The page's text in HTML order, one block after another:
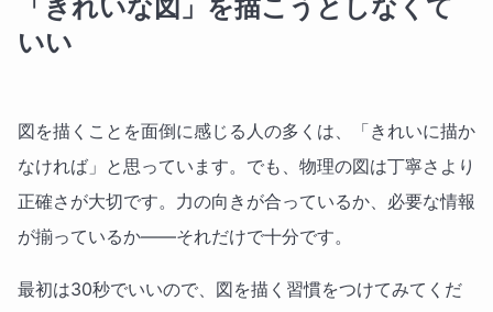
「きれいな図」を描こうとしなくて
いい
図を描くことを面倒に感じる人の多くは、「きれいに描か
なければ」と思っています。でも、物理の図は丁寧さより
正確さが大切です。力の向きが合っているか、必要な情報
が揃っているか——それだけで十分です。
最初は30秒でいいので、図を描く習慣をつけてみてくだ